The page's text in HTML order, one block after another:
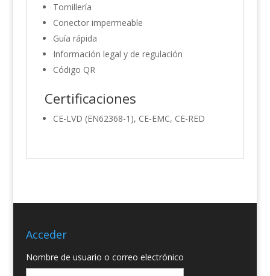
Tornillería
Conector impermeable
Guía rápida
Información legal y de regulación
Código QR
Certificaciones
CE-LVD (EN62368-1), CE-EMC, CE-RED
Acceder
Nombre de usuario o correo electrónico